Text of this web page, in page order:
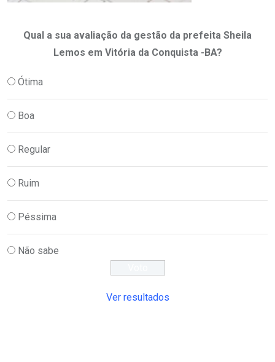
Qual a sua avaliação da gestão da prefeita Sheila
Lemos em Vitória da Conquista -BA?
Ótima
Boa
Regular
Ruim
Péssima
Não sabe
Ver resultados